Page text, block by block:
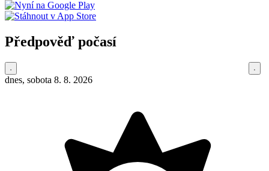
Předpověď počasí
dnes, sobota 8. 8. 2026